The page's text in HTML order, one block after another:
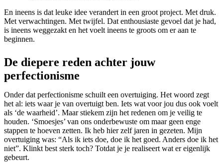
En ineens is dat leuke idee verandert in een groot project. Met druk.
Met verwachtingen. Met twijfel. Dat enthousiaste gevoel dat je had,
is ineens weggezakt en het voelt ineens te groots om er aan te
beginnen.
De diepere reden achter jouw
perfectionisme
Onder dat perfectionisme schuilt een overtuiging. Het woord zegt
het al: iets waar je van overtuigt ben. Iets wat voor jou dus ook voelt
als ‘de waarheid’. Maar stiekem zijn het redenen om je veilig te
houden. ‘Smoesjes’ van ons onderbewuste om maar geen enge
stappen te hoeven zetten. Ik heb hier zelf jaren in gezeten. Mijn
overtuiging was: “Als ik iets doe, doe ik het goed. Anders doe ik het
niet”. Klinkt best sterk toch? Totdat je je realiseert wat er eigenlijk
gebeurt.